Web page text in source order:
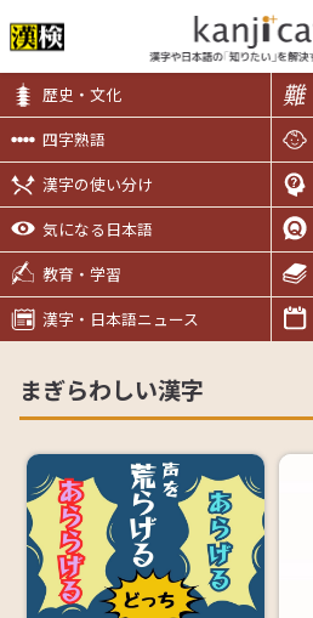
歴史・文化
四字熟語
漢字の使い分け
気になる日本語
教育・学習
漢字・日本語ニュース
まぎらわしい漢字